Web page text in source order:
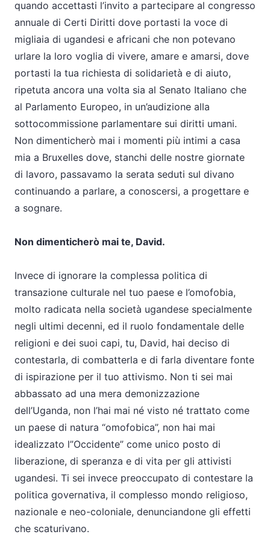
quando accettasti l’invito a partecipare al congresso
annuale di Certi Diritti dove portasti la voce di
migliaia di ugandesi e africani che non potevano
urlare la loro voglia di vivere, amare e amarsi, dove
portasti la tua richiesta di solidarietà e di aiuto,
ripetuta ancora una volta sia al Senato Italiano che
al Parlamento Europeo, in un’audizione alla
sottocommissione parlamentare sui diritti umani.
Non dimenticherò mai i momenti più intimi a casa
mia a Bruxelles dove, stanchi delle nostre giornate
di lavoro, passavamo la serata seduti sul divano
continuando a parlare, a conoscersi, a progettare e
a sognare.
Non dimenticherò mai te, David.
Invece di ignorare la complessa politica di
transazione culturale nel tuo paese e l’omofobia,
molto radicata nella società ugandese specialmente
negli ultimi decenni, ed il ruolo fondamentale delle
religioni e dei suoi capi, tu, David, hai deciso di
contestarla, di combatterla e di farla diventare fonte
di ispirazione per il tuo attivismo. Non ti sei mai
abbassato ad una mera demonizzazione
dell’Uganda, non l’hai mai né visto né trattato come
un paese di natura “omofobica”, non hai mai
idealizzato l”Occidente” come unico posto di
liberazione, di speranza e di vita per gli attivisti
ugandesi. Ti sei invece preoccupato di contestare la
politica governativa, il complesso mondo religioso,
nazionale e neo-coloniale, denunciandone gli effetti
che scaturivano.